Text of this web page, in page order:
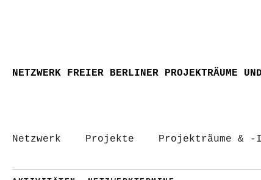
NETZWERK FREIER BERLINER PROJEKTRÄUME
Netzwerk Projekte Projekträume &